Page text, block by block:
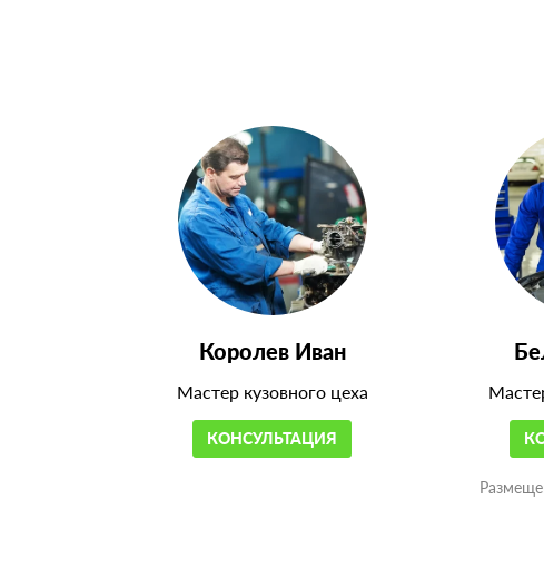
Королев Иван
Мастер кузовного цеха
КОНСУЛЬТАЦИЯ